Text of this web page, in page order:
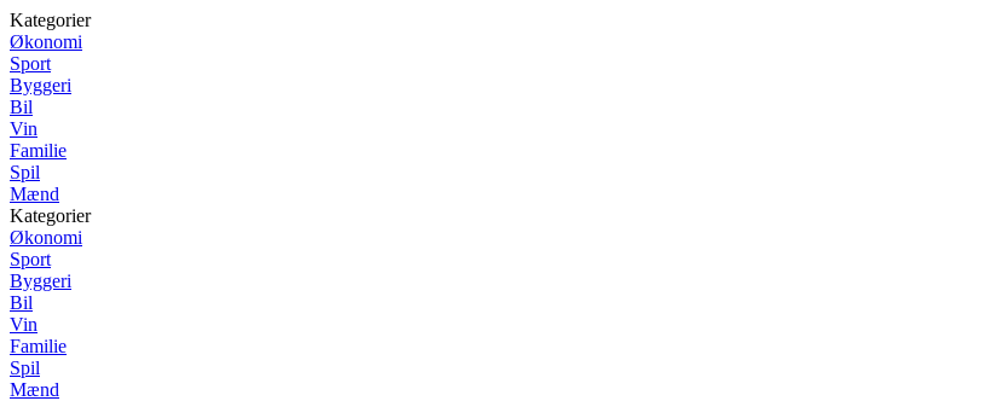
Kategorier
Økonomi
Sport
Byggeri
Bil
Vin
Familie
Spil
Mænd
Kategorier
Økonomi
Sport
Byggeri
Bil
Vin
Familie
Spil
Mænd